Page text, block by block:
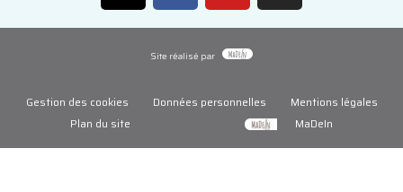
Site réalisé par
Gestion des cookies Données personnelles
Mentions légales
Plan du site
MaDeIn